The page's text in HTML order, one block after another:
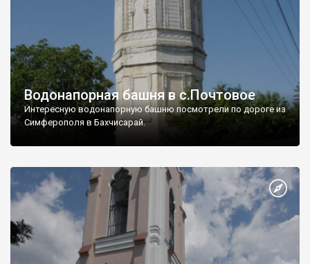
Водонапорная башня в с.Почтовое
Интересную водонапорную башню посмотрели по дороге из
Симферополя в Бахчисарай.